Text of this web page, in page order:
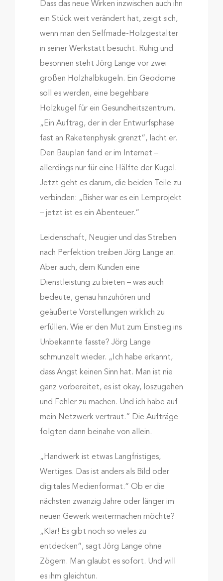
Dass das neue Wirken inzwischen auch ihn
ein Stück weit verändert hat, zeigt sich,
wenn man den Selfmade-Holzgestalter
in seiner Werkstatt besucht. Ruhig und
besonnen steht Jörg Lange vor zwei
großen Holzhalbkugeln. Ein Geodome
soll es werden, eine begehbare
Holzkugel für ein Gesundheitszentrum.
„Ein Auftrag, der in der Entwurfsphase
fast an Raketenphysik grenzt“, lacht er.
Den Bauplan fand er im Internet –
allerdings nur für eine Hälfte der Kugel.
Jetzt geht es darum, die beiden Teile zu
verbinden: „Bisher war es ein Lernprojekt
– jetzt ist es ein Abenteuer.“
Leidenschaft, Neugier und das Streben
nach Perfektion treiben Jörg Lange an.
Aber auch, dem Kunden eine
Dienstleistung zu bieten – was auch
bedeute, genau hinzuhören und
geäußerte Vorstellungen wirklich zu
erfüllen. Wie er den Mut zum Einstieg ins
Unbekannte fasste? Jörg Lange
schmunzelt wieder. „Ich habe erkannt,
dass Angst keinen Sinn hat. Man ist nie
ganz vorbereitet, es ist okay, loszugehen
und Fehler zu machen. Und ich habe auf
mein Netzwerk vertraut.“ Die Aufträge
folgten dann beinahe von allein.
„Handwerk ist etwas Langfristiges,
Wertiges. Das ist anders als Bild oder
digitales Medienformat.“ Ob er die
nächsten zwanzig Jahre oder länger im
neuen Gewerk weitermachen möchte?
„Klar! Es gibt noch so vieles zu
entdecken“, sagt Jörg Lange ohne
Zögern. Man glaubt es sofort. Und will
es ihm gleichtun.